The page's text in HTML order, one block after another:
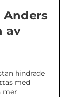
Anders
av
hindrade
med
mer